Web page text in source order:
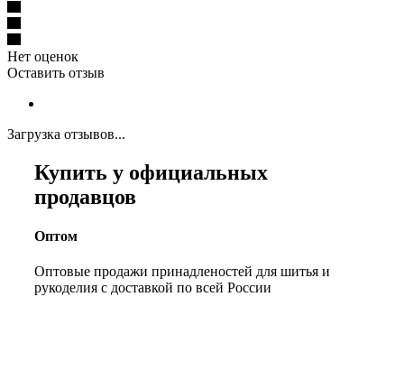
Нет оценок
Оставить отзыв
Загрузка отзывов...
Купить у официальных
продавцов
Оптом
Оптовые продажи принадленостей для шитья и
рукоделия с доставкой по всей России